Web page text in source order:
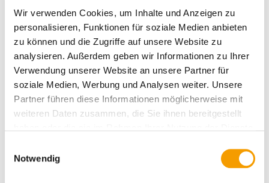
Wir verwenden Cookies, um Inhalte und Anzeigen zu
personalisieren, Funktionen für soziale Medien anbieten
zu können und die Zugriffe auf unsere Website zu
analysieren. Außerdem geben wir Informationen zu Ihrer
Verwendung unserer Website an unsere Partner für
soziale Medien, Werbung und Analysen weiter. Unsere
Partner führen diese Informationen möglicherweise mit
weiteren Daten zusammen, die Sie ihnen bereitgestellt
Notwendig
Details und Varianten